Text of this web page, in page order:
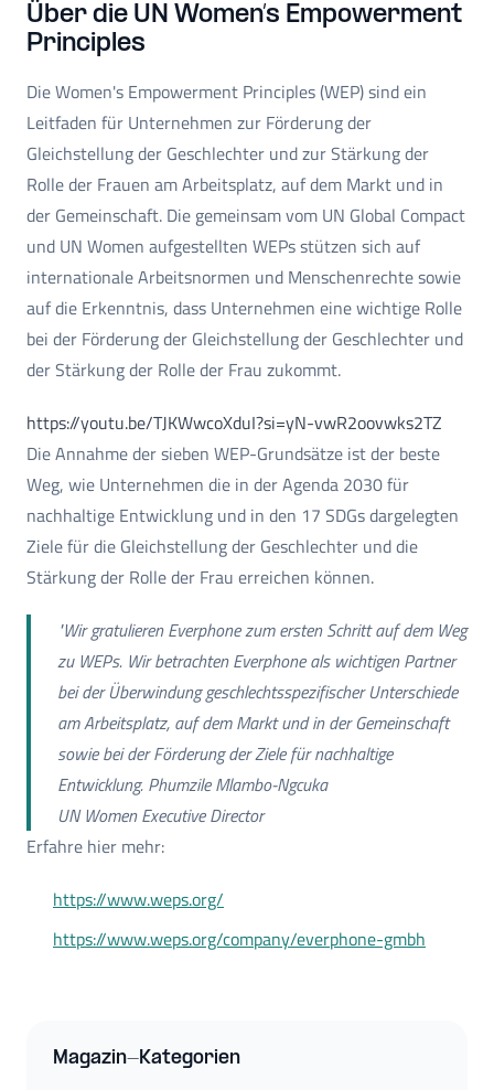
Über die UN Women’s Empowerment
Principles
Die Women's Empowerment Principles (WEP) sind ein
Leitfaden für Unternehmen zur Förderung der
Gleichstellung der Geschlechter und zur Stärkung der
Rolle der Frauen am Arbeitsplatz, auf dem Markt und in
der Gemeinschaft. Die gemeinsam vom UN Global Compact
und UN Women aufgestellten WEPs stützen sich auf
internationale Arbeitsnormen und Menschenrechte sowie
auf die Erkenntnis, dass Unternehmen eine wichtige Rolle
bei der Förderung der Gleichstellung der Geschlechter und
der Stärkung der Rolle der Frau zukommt.
https://youtu.be/TJKWwcoXduI?si=yN-vwR2oovwks2TZ
Die Annahme der sieben WEP-Grundsätze ist der beste
Weg, wie Unternehmen die in der Agenda 2030 für
nachhaltige Entwicklung und in den 17 SDGs dargelegten
Ziele für die Gleichstellung der Geschlechter und die
Stärkung der Rolle der Frau erreichen können.
"Wir gratulieren Everphone zum ersten Schritt auf dem Weg
zu WEPs. Wir betrachten Everphone als wichtigen Partner
bei der Überwindung geschlechtsspezifischer Unterschiede
am Arbeitsplatz, auf dem Markt und in der Gemeinschaft
sowie bei der Förderung der Ziele für nachhaltige
Entwicklung. Phumzile Mlambo-Ngcuka
UN Women Executive Director
Erfahre hier mehr:
https://www.weps.org/
https://www.weps.org/company/everphone-gmbh
Magazin-Kategorien